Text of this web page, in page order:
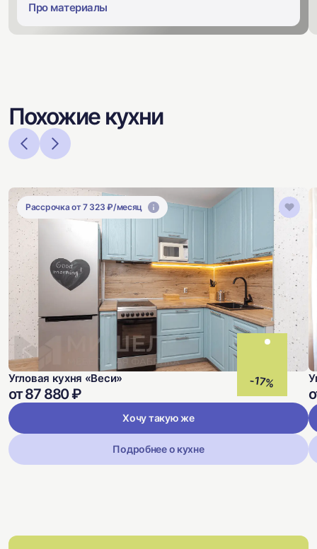
Про материалы
Похожие кухни
Рассрочка от 7 323 ₽/месяц
-17%
Угловая кухня «Веси»
от 87 880 ₽
Хочу такую же
Подробнее о кухне